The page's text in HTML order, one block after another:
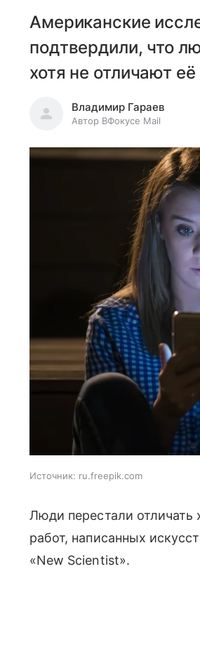
Американские
подтвердили, что
хотя не отличают
Владимир Гараев
Автор ВФокусе Mail
Источник: ru.freepik.com
Люди перестали отличать
работ, написанных
«New Scientist».